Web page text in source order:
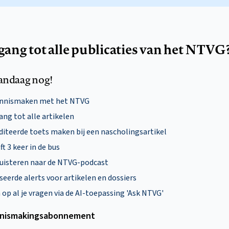
tot alle publicaties van het
nog!
met het NTVG
tot alle artikelen
toets maken bij een nascholingsartikel
3 keer in de bus
naar de NTVG-podcast
alerts voor artikelen en dossiers
al je vragen via de AI-toepassing 'Ask NTVG'